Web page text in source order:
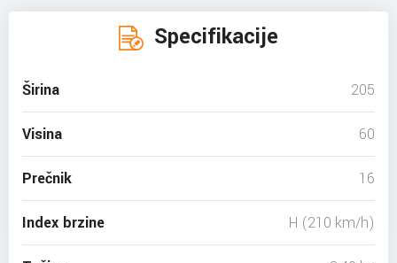
Specifikacije
Širina 205
Visina 60
Prečnik 16
Index brzine H (210 km/h)